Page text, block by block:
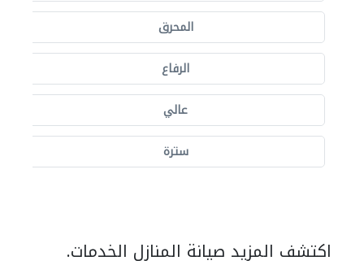
المحرق
الرفاع
عالي
سترة
اكتشف المزيد صيانة المنازل الخدمات.